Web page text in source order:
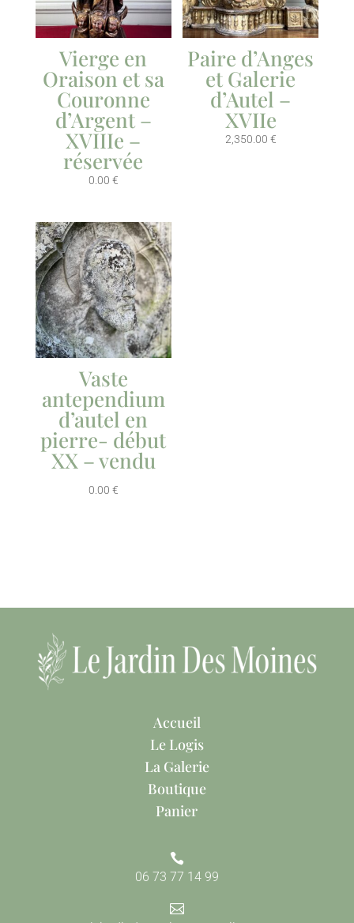
Vierge en
Oraison et sa
Couronne
d’Argent –
XVIIIe –
réservée
0.00 €
Paire d’Anges
et Galerie
d’Autel –
XVIIe
2,350.00 €
Vaste
antependium
d’autel en
pierre- début
XX – vendu
0.00 €
Accueil
Le Logis
La Galerie
Boutique
Panier

06 73 77 14 99
